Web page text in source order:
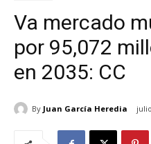
Va mercado
por 95,072
en 2035: CC
By Juan García Heredia